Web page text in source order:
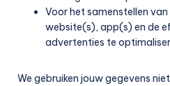
Voor het samenstellen
website(s), app(s) en de
advertenties te
We gebruiken jouw gegevens